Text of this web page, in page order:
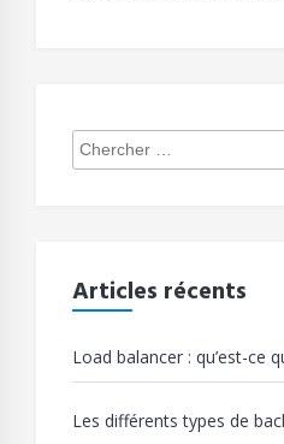
Search
for:
Articles récents
Load balancer : qu’est-ce
Les différents types de